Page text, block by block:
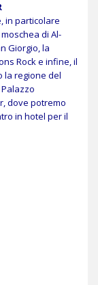
in particolare
di Al-
Giorgio, la
Rock e infine, il
la regione del
dove potremo
in hotel per il